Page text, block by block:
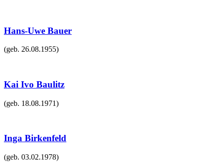
Hans-Uwe Bauer
(geb. 26.08.1955)
Kai Ivo Baulitz
(geb. 18.08.1971)
Inga Birkenfeld
(geb. 03.02.1978)